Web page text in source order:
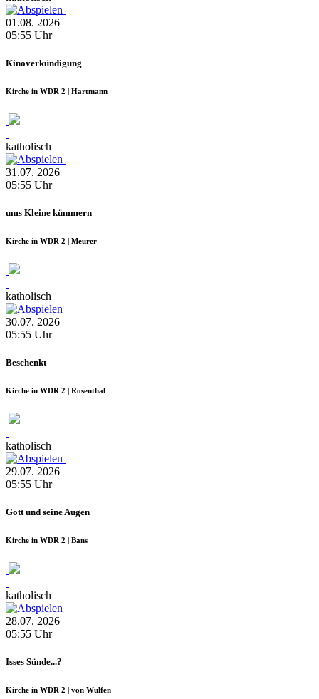
01.08. 2026
05:55 Uhr
Kinoverkündigung
Kirche in WDR 2 | Hartmann
katholisch
31.07. 2026
05:55 Uhr
ums Kleine kümmern
Kirche in WDR 2 | Meurer
katholisch
30.07. 2026
05:55 Uhr
Beschenkt
Kirche in WDR 2 | Rosenthal
katholisch
29.07. 2026
05:55 Uhr
Gott und seine Augen
Kirche in WDR 2 | Bans
katholisch
28.07. 2026
05:55 Uhr
Isses Sünde...?
Kirche in WDR 2 | von Wulfen